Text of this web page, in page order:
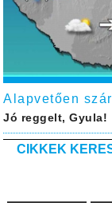
Alapvetően
Jó reggelt, Gyula!
CIKKEK